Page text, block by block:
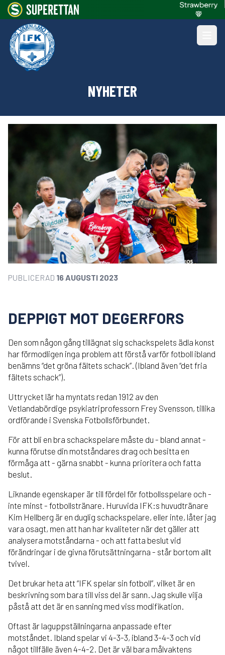
NYHETER
PUBLICERAD 16 AUGUSTI 2023
DEPPIGT MOT DEGERFORS
Den som någon gång tillägnat sig schackspelets ädla konst
har förmodligen inga problem att förstå varför fotboll ibland
benämns “det gröna fältets schack”. (Ibland även “det fria
fältets schack”).
Uttrycket lär ha myntats redan 1912 av den
Vetlandabördige psykiatriprofessorn Frey Svensson, tillika
ordförande i Svenska Fotbollsförbundet.
För att bli en bra schackspelare måste du - bland annat -
kunna förutse din motståndares drag och besitta en
förmåga att - gärna snabbt - kunna prioritera och fatta
beslut.
Liknande egenskaper är till fördel för fotbollsspelare och -
inte minst - fotbollstränare. Huruvida IFK:s huvudtränare
Kim Hellberg är en duglig schackspelare, eller inte, låter jag
vara osagt, men att han har kvaliteter när det gäller att
analysera motståndarna - och att fatta beslut vid
förändringar i de givna förutsättningarna - står bortom allt
tvivel.
Det brukar heta att “IFK spelar sin fotboll”, vilket är en
beskrivning som bara till viss del är sann. Jag skulle vilja
påstå att det är en sanning med viss modifikation.
Oftast är laguppställningarna anpassade efter
motståndet. Ibland spelar vi 4-3-3, ibland 3-4-3 och vid
något tillfälle även 4-4-2. Det är väl bara målvaktens